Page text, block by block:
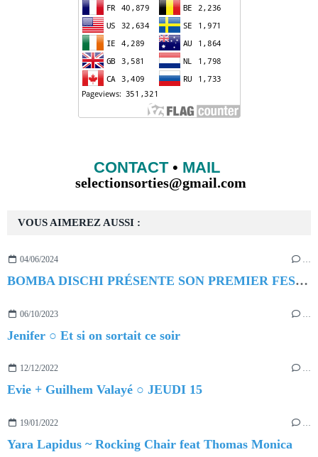
VOUS AIMEREZ AUSSI :
04/06/2024 …
BOMBA DISCHI PRÉSENTE SON PREMIER FESTIVAL
06/10/2023 …
Jenifer ○ Et si on sortait ce soir
12/12/2022 …
Evie + Guilhem Valayé ○ JEUDI 15
19/01/2022
Yara Lapidus ~ Rocking Chair feat Thomas Monica
CONTACT• MAIL
selectionsorties@gmail.com